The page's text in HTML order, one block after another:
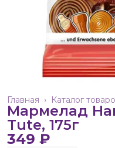
Каталог
Главная ›
Мармелад
Tute, 175г
349 ₽